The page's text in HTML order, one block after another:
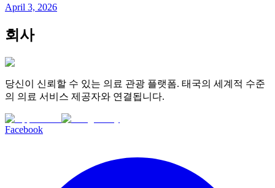
April 3, 2026
회사
당신이 신뢰할 수 있는 의료 관광 플랫폼. 태국의 세계적 수준
의 의료 서비스 제공자와 연결됩니다.
Facebook